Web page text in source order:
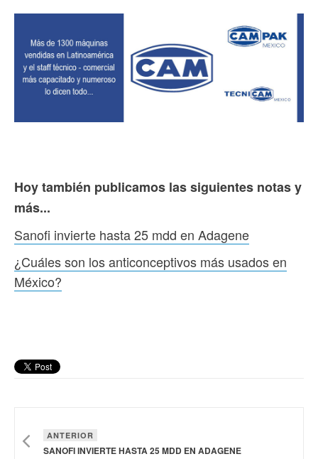
Hoy también publicamos las siguientes notas y
más...
Sanofi invierte hasta 25 mdd en Adagene
¿Cuáles son los anticonceptivos más usados en
México?
ANTERIOR
SANOFI INVIERTE HASTA 25 MDD EN ADAGENE